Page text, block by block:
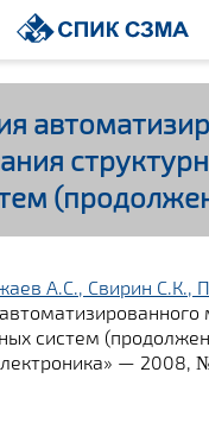
А.С., Свирин С.К.,
систем
— 2008,